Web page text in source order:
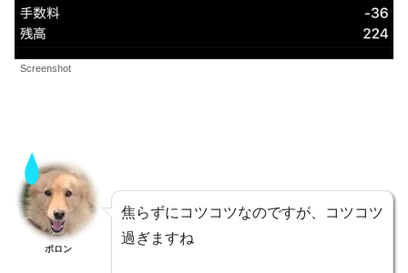
Screenshot
ポロン
焦らずにコツコツなのですが、コツコツ
過ぎますね